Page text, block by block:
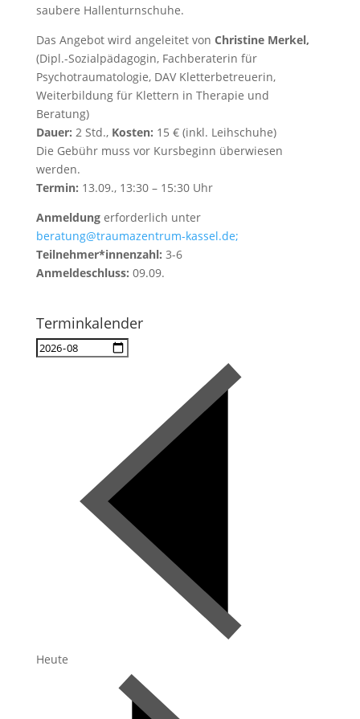
saubere Hallenturnschuhe.
Das Angebot wird angeleitet von Christine Merkel,
(Dipl.-Sozialpädagogin, Fachberaterin für
Psychotraumatologie, DAV Kletterbetreuerin,
Weiterbildung für Klettern in Therapie und
Beratung)
Dauer: 2 Std., Kosten: 15 € (inkl. Leihschuhe)
Die Gebühr muss vor Kursbeginn überwiesen
werden.
Termin: 13.09., 13:30 – 15:30 Uhr
Anmeldung erforderlich unter
beratung@traumazentrum-kassel.de;
Teilnehmer*innenzahl: 3-6
Anmeldeschluss: 09.09.
Terminkalender
Heute